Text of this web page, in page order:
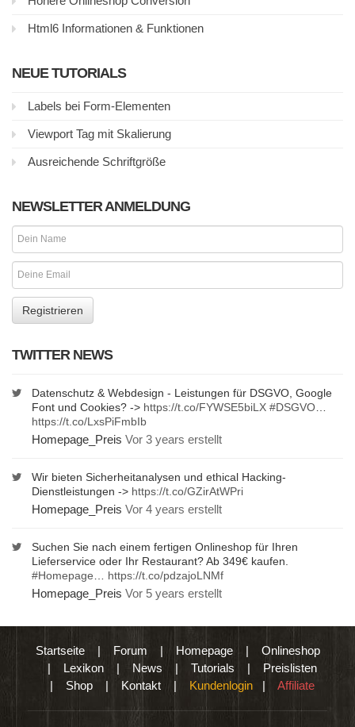
Html6 Informationen & Funktionen
NEUE TUTORIALS
Labels bei Form-Elementen
Viewport Tag mit Skalierung
Ausreichende Schriftgröße
NEWSLETTER ANMELDUNG
TWITTER NEWS
Datenschutz & Webdesign - Leistungen für DSGVO, Google
Font und Cookies? -> https://t.co/FYWSE5biLX #DSGVO
https://t.co/LxsPiFmbIb
Homepage_Preis Vor 3 years erstellt
Wir bieten Sicherheitanalysen und ethical Hacking-
Dienstleistungen -> https://t.co/GZirAtWPri
Homepage_Preis Vor 4 years erstellt
Suchen Sie nach einem fertigen Onlineshop für Ihren
Lieferservice oder Ihr Restaurant? Ab 349€ kaufen.
#Homepage
https://t.co/pdzajoLNMf
Homepage_Preis Vor 5 years erstellt
Startseite| Forum | Homepage| Onlineshop
| Lexikon | News | Tutorials | Preislisten
| Shop | Kontakt | Kundenlogin | Affiliate